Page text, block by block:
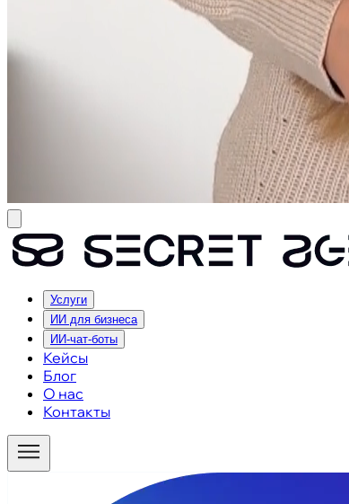
Услуги
ИИ для бизнеса
ИИ-чат-боты
Кейсы
Блог
О нас
Контакты